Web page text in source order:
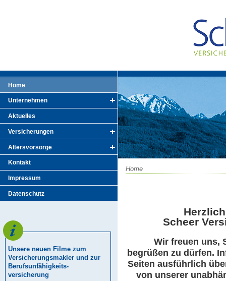
Home
Scheer
Wir freuen uns,
begrüßen zu dürfen.
Seiten ausführlich
von unserer
Home
Unternehmen
Aktuelles
Versicherungen
Altersvorsorge
Kontakt
Impressum
Datenschutz
Unsere neuen Filme zum
Versicherungsmakler und zur
Berufsunfähigkeits-
versicherung